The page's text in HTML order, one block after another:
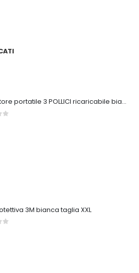
Ventilatore portatile 3 POLLICI ricaricabile bianco
3M bianca taglia XXL